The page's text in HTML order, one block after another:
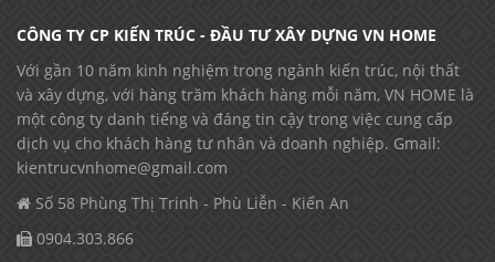
CÔNG TY CP KIẾN TRÚC - ĐẦU TƯ XÂY DỰNG VN HOME
Với gần 10 năm kinh nghiệm trong ngành kiến trúc, nội thất
và xây dựng, với hàng trăm khách hàng mỗi năm, VN HOME là
một công ty danh tiếng và đáng tin cậy trong việc cung cấp
dịch vụ cho khách hàng tư nhân và doanh nghiệp. Gmail:
kientrucvnhome@gmail.com
Số 58 Phùng Thị Trinh - Phù Liễn - Kiến An
0904.303.866